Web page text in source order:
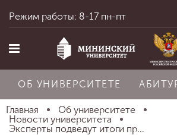
Режим работы: 8-17 пн-пт
ОБ УНИВЕРСИТЕТЕ
Главная
Об университете
Новости университета
Эксперты подведут итоги пр...